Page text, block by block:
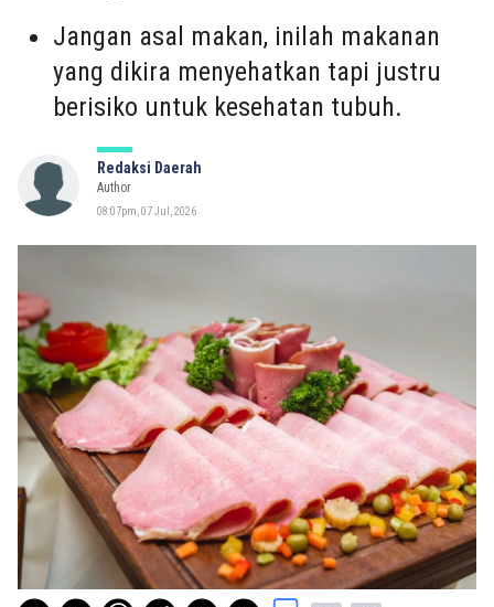
Jangan asal makan, inilah makanan
yang dikira menyehatkan tapi justru
berisiko untuk kesehatan tubuh.
Redaksi Daerah
Author
08:07pm, 07 Jul, 2026